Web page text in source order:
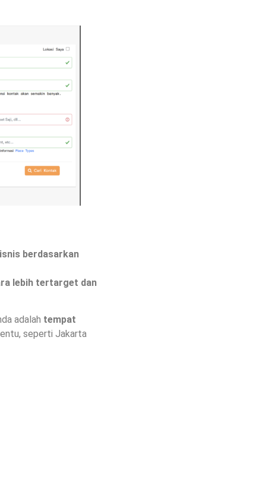
berdasarkan
lebih tertarget dan
adalah tempat
seperti Jakarta